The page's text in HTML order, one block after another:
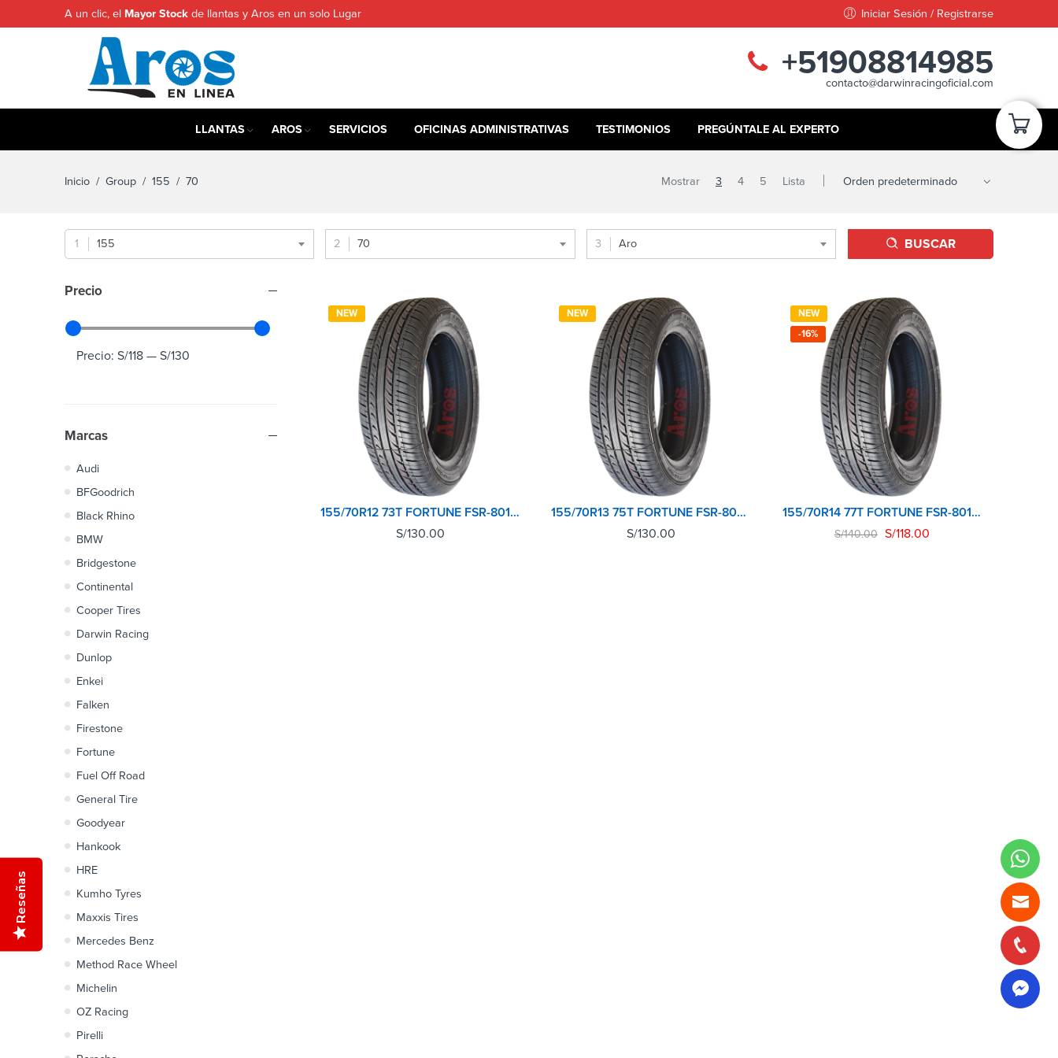
A un clic, el Mayor Stock de llantas y Aros en un solo Lugar Iniciar Sesión / Registrarse
+51908814985
contacto@darwinracingoficial.com
LLANTAS AROS SERVICIOS OFICINAS ADMINISTRATIVAS TESTIMONIOS PREGÚNTALE AL EXPERTO
Inicio / Group / 155 / 70 Mostrar 3 4 5 Lista
155 70 Aro BUSCAR
NEW
155/70R12 73T FORTUNE FSR-801 TL
S/130.00
NEW
155/70R13 75T FORTUNE FSR-801 TL
S/130.00
NEW
-16%
155/70R14 77T FORTUNE FSR-801 TL
S/140.00 S/118.00
Precio
Precio: S/118 — S/130
Marcas
Audi
BFGoodrich
Black Rhino
BMW
Bridgestone
Continental
Cooper Tires
Darwin Racing
Dunlop
Enkei
Falken
Firestone
Fortune
Fuel Off Road
General Tire
Goodyear
Hankook
HRE
Kumho Tyres
Maxxis Tires
Mercedes Benz
Method Race Wheel
Michelin
OZ Racing
Pirelli
Reseñas